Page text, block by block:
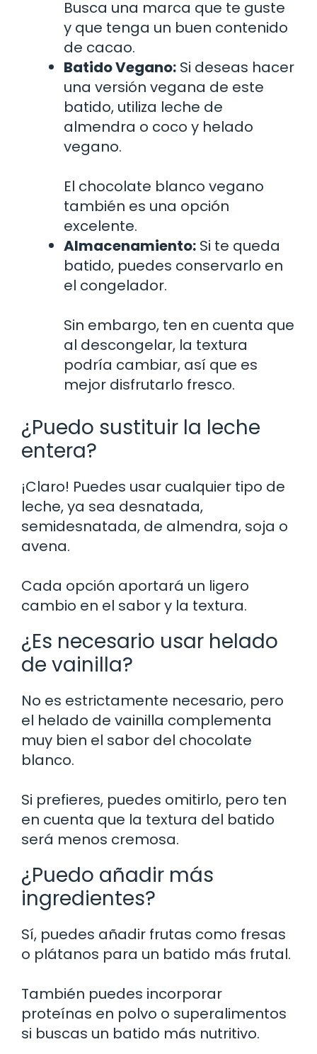
Busca una marca que te guste
y que tenga un buen contenido
de cacao.
Batido Vegano: Si deseas hacer
una versión vegana de este
batido, utiliza leche de
almendra o coco y helado
vegano.
El chocolate blanco vegano
también es una opción
excelente.
Almacenamiento: Si te queda
batido, puedes conservarlo en
el congelador.
Sin embargo, ten en cuenta que
al descongelar, la textura
podría cambiar, así que es
mejor disfrutarlo fresco.
¿Puedo sustituir la leche
entera?
¡Claro! Puedes usar cualquier tipo de
leche, ya sea desnatada,
semidesnatada, de almendra, soja o
avena.
Cada opción aportará un ligero
cambio en el sabor y la textura.
¿Es necesario usar helado
de vainilla?
No es estrictamente necesario, pero
el helado de vainilla complementa
muy bien el sabor del chocolate
blanco.
Si prefieres, puedes omitirlo, pero ten
en cuenta que la textura del batido
será menos cremosa.
¿Puedo añadir más
ingredientes?
Sí, puedes añadir frutas como fresas
o plátanos para un batido más frutal.
También puedes incorporar
proteínas en polvo o superalimentos
si buscas un batido más nutritivo.